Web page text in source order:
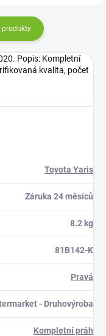
produkty
Popis: Kompletní
kvalita, počet
Toyota Yaris
Záruka 24 měsíců
8.2 kg
81B142-K
Pravá
- Druhovýroba
Kompletní práh